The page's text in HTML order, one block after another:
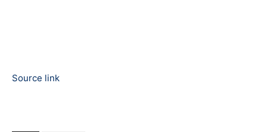
Source link